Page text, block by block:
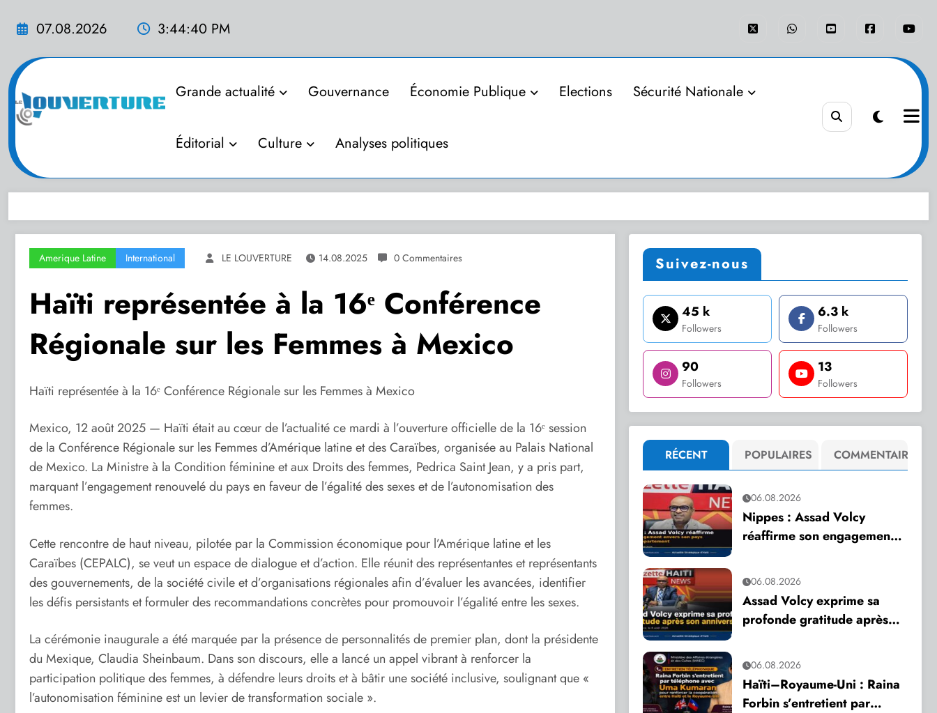
07.08.2026 3:44:41 PM
Grande actualité Gouvernance Économie Publique Elections Sécurité Nationale
Éditorial Culture Analyses politiques
Amerique Latine International LE LOUVERTURE 14.08.2025 0 Commentaires
Haïti représentée à la 16ᵉ Conférence
Régionale sur les Femmes à Mexico
Haïti représentée à la 16ᵉ Conférence Régionale sur les Femmes à Mexico
Mexico, 12 août 2025 — Haïti était au cœur de l’actualité ce mardi à l’ouverture officielle de la 16ᵉ session
de la Conférence Régionale sur les Femmes d’Amérique latine et des Caraïbes, organisée au Palais National
de Mexico. La Ministre à la Condition féminine et aux Droits des femmes, Pedrica Saint Jean, y a pris part,
marquant l’engagement renouvelé du pays en faveur de l’égalité des sexes et de l’autonomisation des
femmes.
Cette rencontre de haut niveau, pilotée par la Commission économique pour l’Amérique latine et les
Caraïbes (CEPALC), se veut un espace de dialogue et d’action. Elle réunit des représentantes et représentants
des gouvernements, de la société civile et d’organisations régionales afin d’évaluer les avancées, identifier
les défis persistants et formuler des recommandations concrètes pour promouvoir l’égalité entre les sexes.
La cérémonie inaugurale a été marquée par la présence de personnalités de premier plan, dont la présidente
du Mexique, Claudia Sheinbaum. Dans son discours, elle a lancé un appel vibrant à renforcer la
participation politique des femmes, à défendre leurs droits et à bâtir une société inclusive, soulignant que «
l’autonomisation féminine est un levier de transformation sociale ».
Suivez-nous
45 k
Followers
6.3 k
Followers
90
Followers
13
Followers
RÉCENT POPULAIRES COMMENTAIRE
06.08.2026
Nippes : Assad Volcy
réaffirme son engagement
département
06.08.2026
Assad Volcy exprime sa
profonde gratitude après
06.08.2026
Haïti–Royaume-Uni : Raina
Forbin s’entretient par